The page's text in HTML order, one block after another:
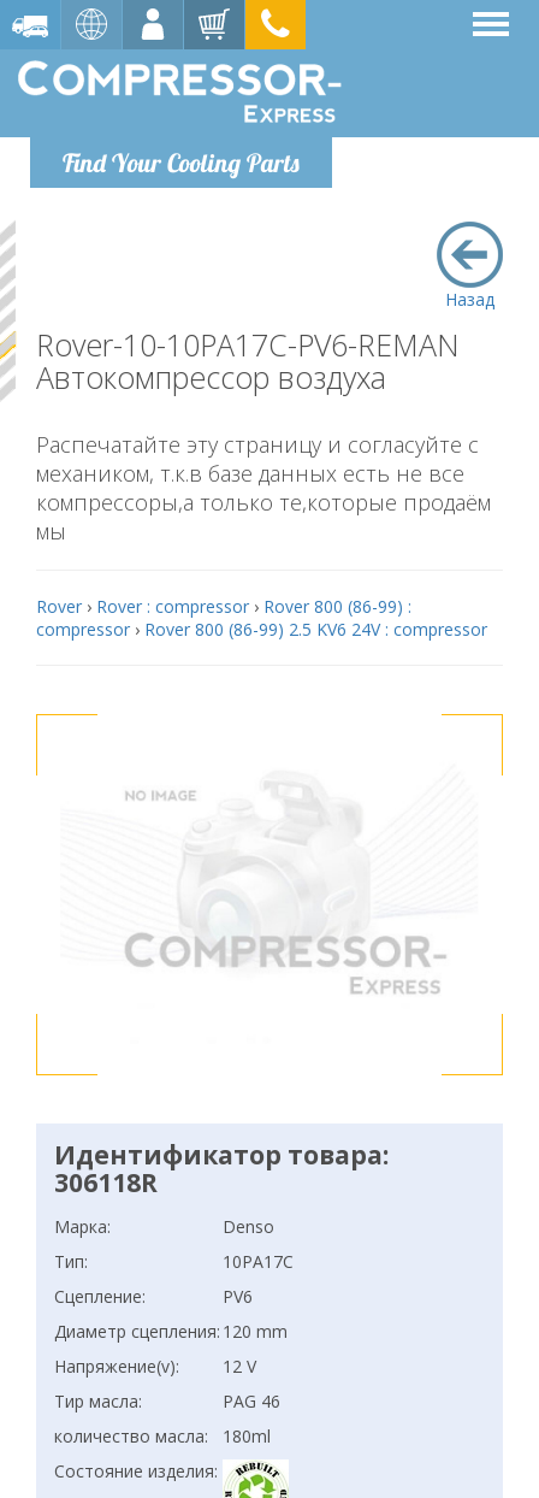
Find Your Cooling Parts
Назад
Rover-10-10PA17C-PV6-REMAN
Автокомпрессор воздуха
Распечатайте эту страницу и согласуйте с
механиком, т.к.в базе данных есть не все
компрессоры,а только те,которые продаём
мы
Rover › Rover : compressor › Rover 800 (86-99) :
compressor › Rover 800 (86-99) 2.5 KV6 24V : compressor
Идентификатор товара:
306118R
Марка:
Denso
Тип:
10PA17C
Сцепление:
PV6
Диаметр сцепления: 120 mm
Напряжение(v):
12 V
Тир масла:
PAG 46
количество масла:
180ml
Состояние изделия: